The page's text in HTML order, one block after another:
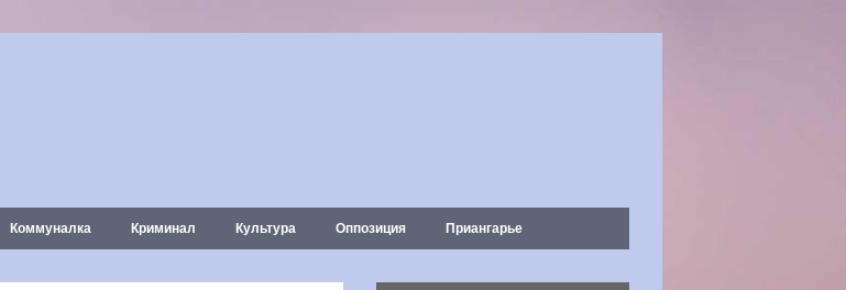
Коммуналка Криминал Культура Оппозиция Приангарье